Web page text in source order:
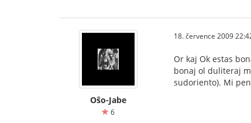
Oŝo-Jabe
6
18. července 2009
Or kaj Ok estas
bonaj ol duliteraj
sudoriento). Mi